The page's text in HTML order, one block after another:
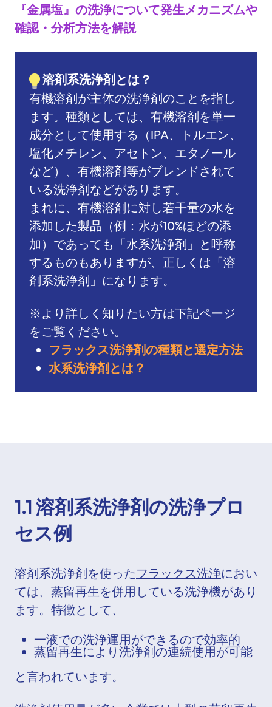
『金属塩』の洗浄について発生メカニズムや
確認・分析方法を解説
溶剤系洗浄剤とは？
有機溶剤が主体の洗浄剤のことを指し
ます。種類としては、有機溶剤を単一
成分として使用する（IPA、トルエン、
塩化メチレン、アセトン、エタノール
など）、有機溶剤等がブレンドされて
いる洗浄剤などがあります。
まれに、有機溶剤に対し若干量の水を
添加した製品（例：水が10%ほどの添
加）であっても「水系洗浄剤」と呼称
するものもありますが、正しくは「溶
剤系洗浄剤」になります。
※より詳しく知りたい方は下記ページ
をご覧ください。
フラックス洗浄剤の種類と選定方法
水系洗浄剤とは？
1.1 溶剤系洗浄剤の洗浄プロ
セス例
溶剤系洗浄剤を使ったフラックス洗浄におい
ては、蒸留再生を併用している洗浄機があり
ます。特徴として、
一液での洗浄運用ができるので効率的
蒸留再生により洗浄剤の連続使用が可能
と言われています。